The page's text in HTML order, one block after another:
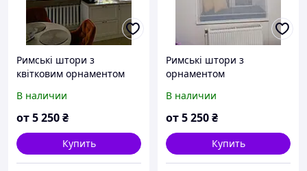
Римські штори з
квітковим орнаментом
В наличии
от5 250₴
Купить
Римські штори з
орнаментом
В наличии
от5 250₴
Купить